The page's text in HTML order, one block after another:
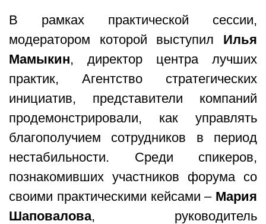
В рамках практической сессии,
модератором которой выступил Илья
Мамыкин, директор центра лучших
практик, Агентство стратегических
инициатив, представители компаний
продемонстрировали, как управлять
благополучием сотрудников в период
нестабильности. Среди спикеров,
познакомивших участников форума со
своими практическими кейсами – Мария
Шаповалова, руководитель